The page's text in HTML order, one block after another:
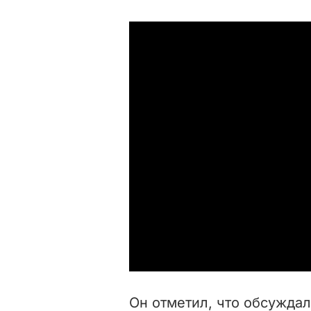
Он отметил, что